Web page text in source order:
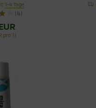
1-4 Tage
(4)
pro 1 l